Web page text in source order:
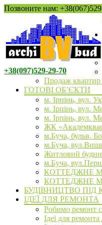
Позвоните нам:
+38(097)529-29-70
Продаж квартир
ГОТОВІ ОБ’ЄКТИ
м. Ірпінь, вул.
м. Ірпінь, вул.
м. Ірпінь, вул.
ЖК
м.Буча, бульв.
м.Буча,
Житловий
м.Буча,
КОТТЕДЖНЕ
КОТТЕДЖНЕ
БУДІВНИЦТВО ПІД
ІДЕЇ ДЛЯ РЕМОНТА
Робимо ремонт
Ідеї для